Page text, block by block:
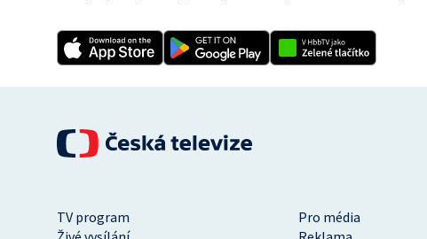
TV program
Pro média